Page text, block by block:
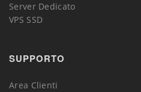
Server Dedicato
VPS SSD
SUPPORTO
Area Clienti